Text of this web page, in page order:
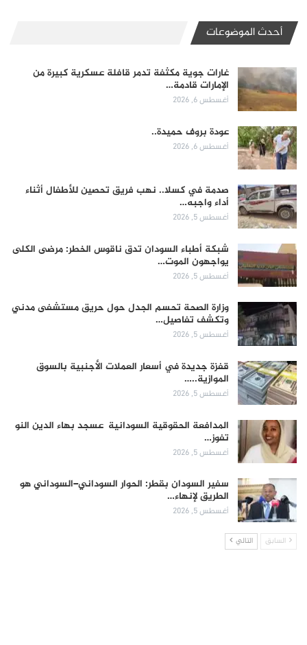
أحدث الموضوعات
غارات جوية مكثفة تدمر قافلة عسكرية كبيرة من
الإمارات قادمة…
أغسطس 6, 2026
عودة بروف حميدة..
أغسطس 6, 2026
صدمة في كسلا.. نهب فريق تحصين للأطفال أثناء
أداء واجبه…
أغسطس 5, 2026
شبكة أطباء السودان تدق ناقوس الخطر: مرضى الكلى
يواجهون الموت…
أغسطس 5, 2026
وزارة الصحة تحسم الجدل حول حريق مستشفى مدني
وتكشف تفاصيل…
أغسطس 5, 2026
قفزة جديدة في أسعار العملات الأجنبية بالسوق
الموازية..…
أغسطس 5, 2026
المدافعة الحقوقية السودانية عسجد بهاء الدين النو
تفوز…
أغسطس 5, 2026
سفير السودان بقطر: الحوار السوداني–السوداني هو
الطريق لإنهاء…
أغسطس 5, 2026
السابق التالي